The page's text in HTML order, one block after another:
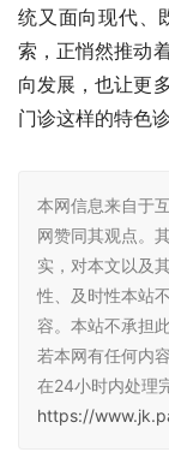
统又面向现代、
索，正悄然推动
向发展，也让更
门诊这样的特色
本网信息来自于
网赞同其观点。
实，对本文以及
性、及时性本站
容。本站不承担
若本网有任何内
在24小时内处理
https://